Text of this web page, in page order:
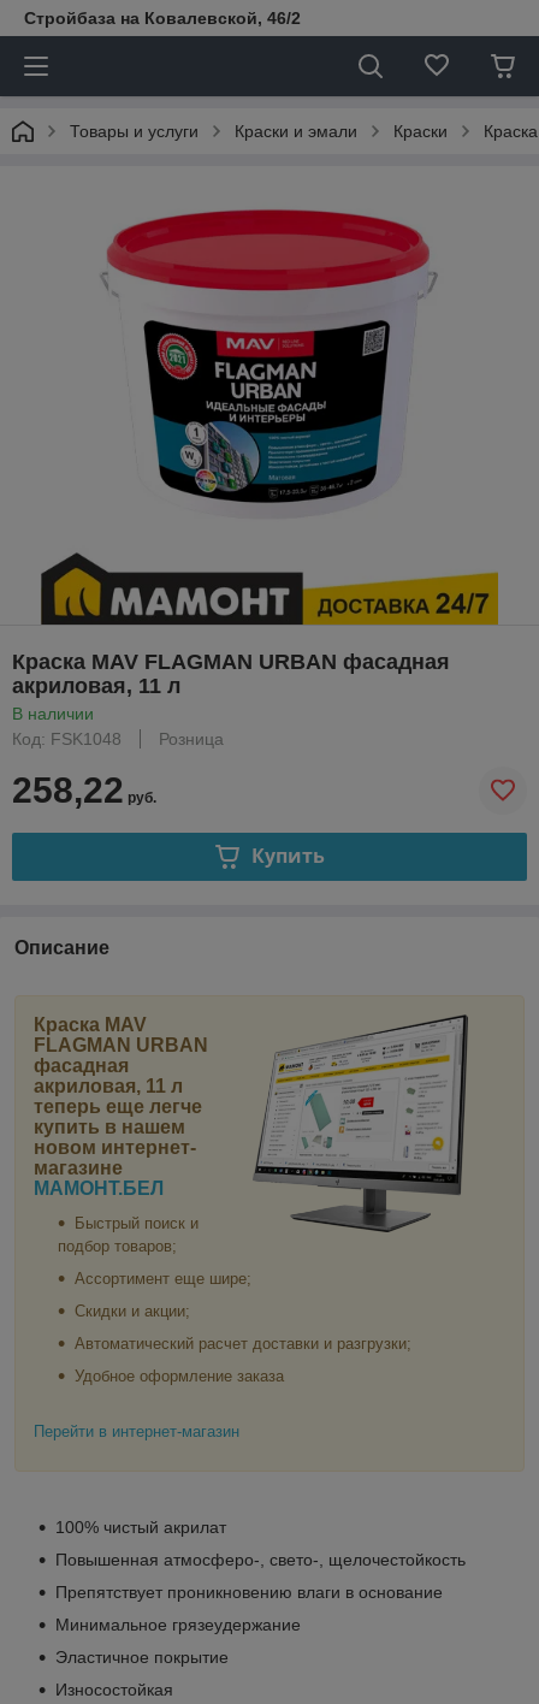
Стройбаза на Ковалевской, 46/2
Товары и услуги Краски и эмали Краски
Краска MAV FLAGMAN URBAN фасадная
акриловая, 11 л
В наличии
Код: FSK1048
Розница
258,22 руб.
Купить
Описание
Краска MAV
FLAGMAN URBAN
фасадная
акриловая, 11 л
теперь еще легче
купить в нашем
новом интернет-
магазине
МАМОНТ.БЕЛ
Быстрый поиск и
подбор товаров;
Ассортимент еще шире;
Скидки и акции;
Автоматический расчет доставки и разгрузки;
Удобное оформление заказа
Перейти в интернет-магазин
100% чистый акрилат
Повышенная атмосферо-, свето-, щелочестойкость
Препятствует проникновению влаги в основание
Минимальное грязеудержание
Эластичное покрытие
Износостойкая